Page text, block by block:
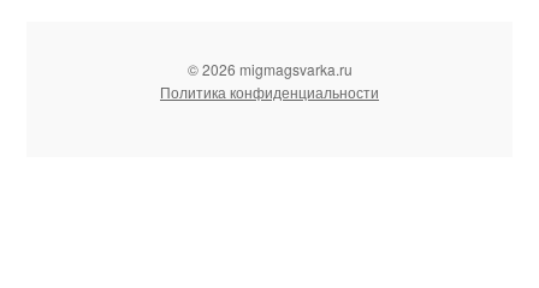
© 2026 migmagsvarka.ru
Политика конфиденциальности